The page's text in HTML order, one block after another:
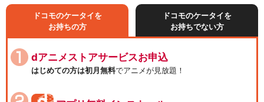
ドコモのケータイを
お持ちの方
ドコモのケータイを
お持ちでない方
dアニメストアサービスお申込
はじめての方は初月無料でアニメが見放題！